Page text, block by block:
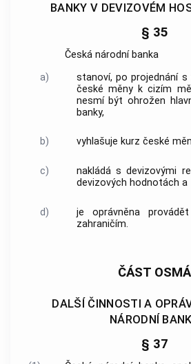
BANKY V DEVIZOVÉM
§ 35
Česká národní banka
a)
stanoví, po projednání s
české měny k cizím
nesmí být ohrožen
banky,
b) vyhlašuje kurz české
c)
nakládá s devizovými
devizových hodnotách a
d)
je oprávněna
zahraničím.
ČÁST OSMÁ
DALŠÍ ČINNOSTI A
NÁRODNÍ
§ 37